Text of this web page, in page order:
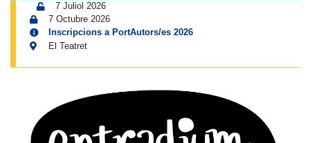
7 Juliol 2026
7 Octubre 2026
Inscripcions a PortAutors/es 2026
El Teatret